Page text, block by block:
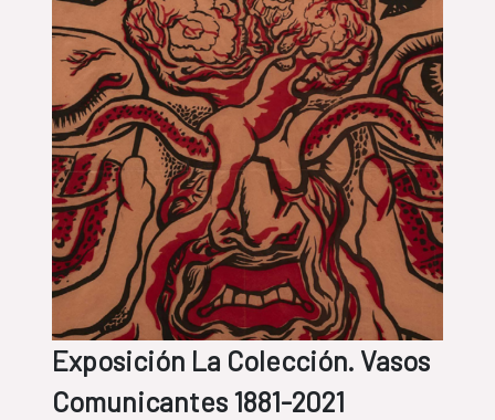
Exposición La Colección. Vasos
Comunicantes 1881-2021